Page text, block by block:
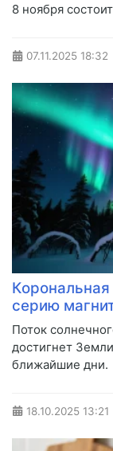
8 ноября
07.11.2025 18:32
серию
Поток
достигнет
ближайшие дни.
18.10.2025 13:21